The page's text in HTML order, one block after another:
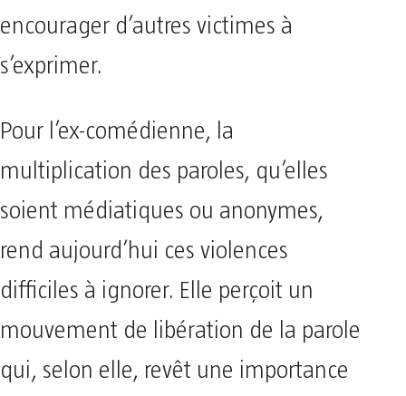
encourager d’autres victimes à
s’exprimer.
Pour l’ex-comédienne, la
multiplication des paroles, qu’elles
soient médiatiques ou anonymes,
rend aujourd’hui ces violences
difficiles à ignorer. Elle perçoit un
mouvement de libération de la parole
qui, selon elle, revêt une importance